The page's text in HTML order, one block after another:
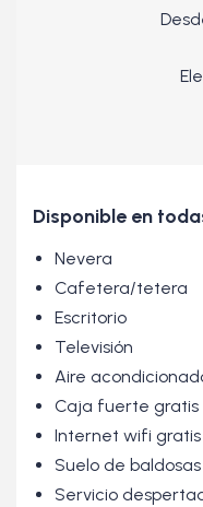
Disponible en
Nevera
Cafetera/tetera
Escritorio
Televisión
Aire
Caja fuerte gratis
Internet wifi gratis
Suelo de baldosas
Servicio